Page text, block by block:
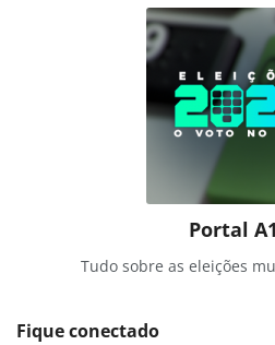
Portal
Tudo sobre as eleições
Fique conectado